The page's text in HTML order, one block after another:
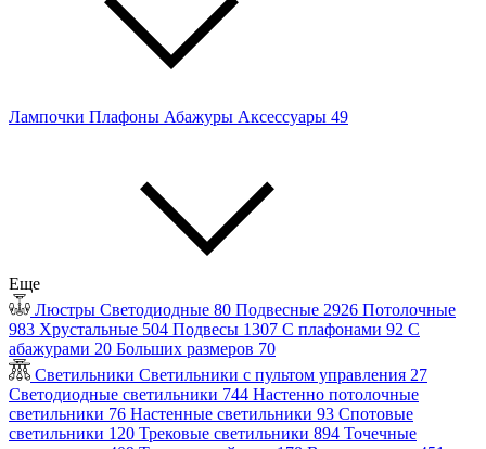
Лампочки Плафоны Абажуры Аксессуары 49
Еще
Люстры Светодиодные 80 Подвесные 2926 Потолочные
983 Хрустальные 504 Подвесы 1307 С плафонами 92 С
абажурами 20 Больших размеров 70
Светильники Светильники с пультом управления 27
Светодиодные светильники 744 Настенно потолочные
светильники 76 Настенные светильники 93 Спотовые
светильники 120 Трековые светильники 894 Точечные